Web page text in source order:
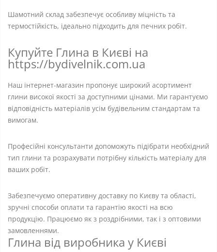
Шамотний склад забезпечує особливу міцність та
термостійкість, ідеально підходить для печних робіт.
Купуйте Глина в Києві на
https://bydivelnik.com.ua
Наш інтернет-магазин пропонує широкий асортимент
глини високої якості за доступними цінами. Ми гарантуємо
відповідність матеріалів усім будівельним стандартам та
вимогам.
Професійні консультанти допоможуть підібрати необхідний
тип глини та розрахувати потрібну кількість матеріалу для
ваших робіт.
Забезпечуємо оперативну доставку по Києву та області,
зручні способи оплати та гарантію якості на всю
продукцію. Працюємо як з роздрібними, так і з оптовими
замовленнями.
Глина від виробника у Києві